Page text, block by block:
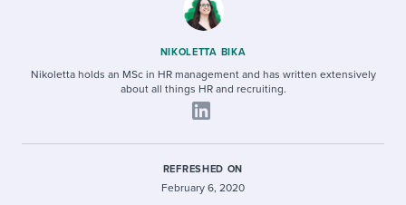
NIKOLETTA BIKA
Nikoletta holds an MSc in HR management and has written extensively
about all things HR and recruiting.
REFRESHED ON
February 6, 2020